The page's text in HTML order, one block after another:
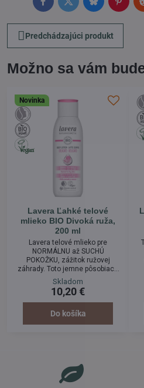
FacebookTwitterBluesky
Predchádzajúci produkt
Možno sa vám
Novinka
Lavera Ľahké telové
mlieko BIO Divoká ruža,
200 ml
Lavera telové mlieko pre
NORMÁLNU až SUCHÚ
POKOŽKU, zážitok ružovej
záhrady. Toto jemne pôsobiace
telové mlieko ukľudňuje pokožku
bio olejom z divokých ruží. Bio
ružový olej spolu s bambuckým
maslom spevňuje a osviežuje.
Vzácne oleje z BIO bambuckého
Skladom
10,20 €
Do košíka